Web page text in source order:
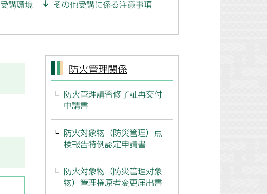
受講環境
その他受講に係る注意事項
防火管理関係
防火管理講習修了証再交付
申請書
防火対象物（防災管理）点
検報告特例認定申請書
防火対象物（防災管理対象
物）管理権原者変更届出書